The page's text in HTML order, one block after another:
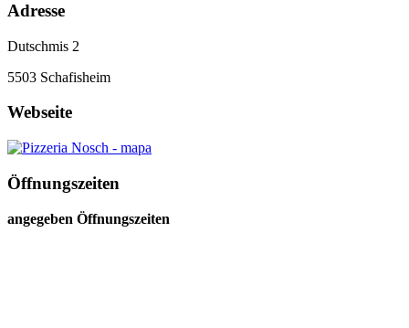
Adresse
Dutschmis 2
5503 Schafisheim
Webseite
Öffnungszeiten
angegeben Öffnungszeiten